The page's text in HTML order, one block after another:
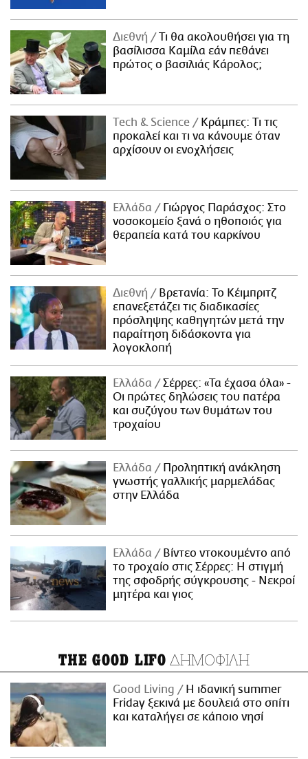
Διεθνή
Τι θα ακολουθήσει για τη
βασίλισσα Καμίλα εάν πεθάνει
πρώτος ο βασιλιάς Κάρολος;
Τech & Science
Κράμπες: Τι τις
προκαλεί και τι να κάνουμε όταν
αρχίσουν οι ενοχλήσεις
Ελλάδα
Γιώργος Παράσχος: Στο
νοσοκομείο ξανά ο ηθοποιός για
θεραπεία κατά του καρκίνου
Διεθνή
Βρετανία: Το Κέιμπριτζ
επανεξετάζει τις διαδικασίες
πρόσληψης καθηγητών μετά την
παραίτηση διδάσκοντα για
λογοκλοπή
Ελλάδα
Σέρρες: «Τα έχασα όλα» -
Οι πρώτες δηλώσεις του πατέρα
και συζύγου των θυμάτων του
τροχαίου
Ελλάδα
Προληπτική ανάκληση
γνωστής γαλλικής μαρμελάδας
στην Ελλάδα
Ελλάδα
Βίντεο ντοκουμέντο από
το τροχαίο στις Σέρρες: Η στιγμή
της σφοδρής σύγκρουσης - Νεκροί
μητέρα και γιος
THE GOOD LIFO ΔΗΜΟΦΙΛΗ
Good Living
Η ιδανική summer
Friday ξεκινά με δουλειά στο σπίτι
και καταλήγει σε κάποιο νησί